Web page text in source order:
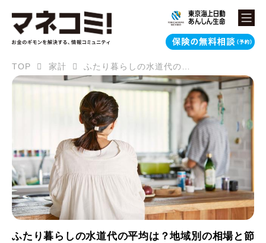
TOP 家計 ふたり暮らしの水道代の平均は？地域別の相場と節約方法を紹介
ふたり暮らしの水道代の平均は？地域別の相場と節